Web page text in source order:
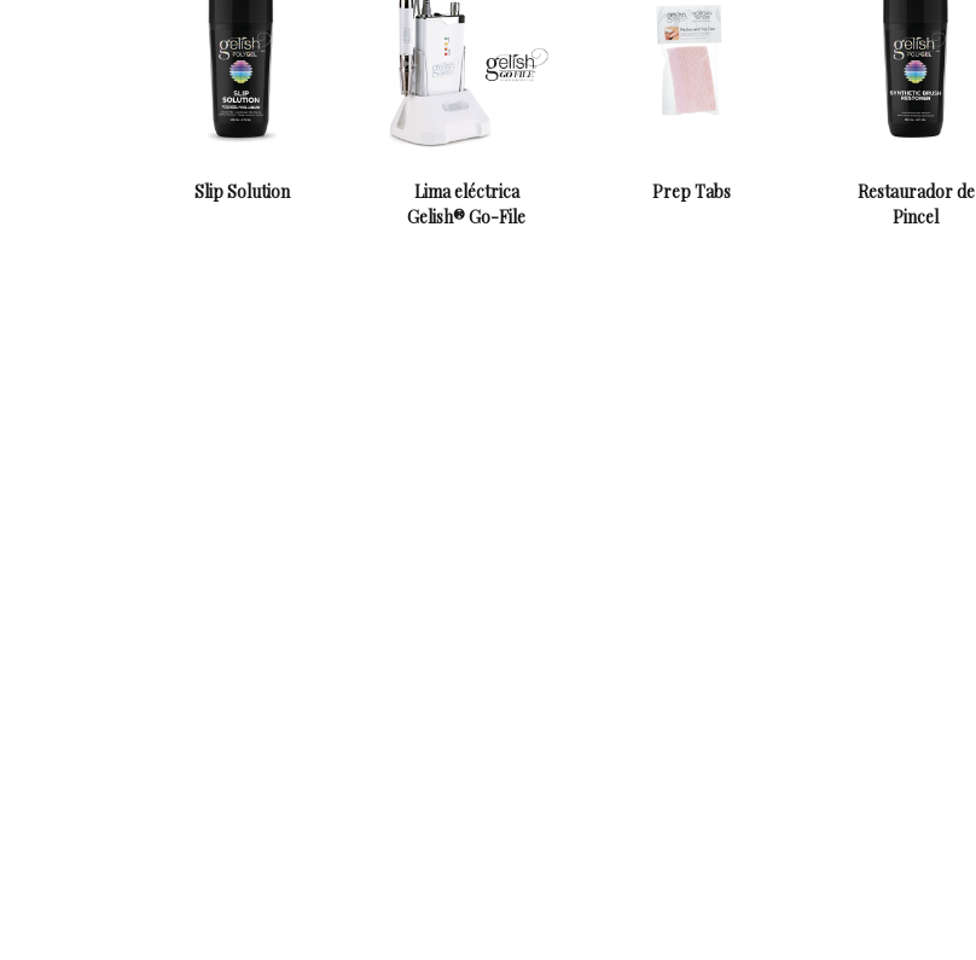
Slip Solution
Lima eléctrica
Gelish® Go-File
Prep Tabs
Restaurador de
Pincel